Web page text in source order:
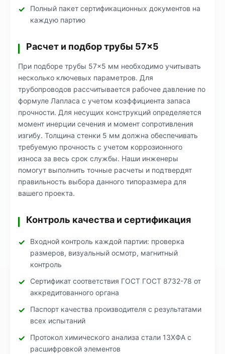
Полный пакет сертификационных документов на
каждую партию
Расчет и подбор трубы 57×5
При подборе трубы 57×5 мм необходимо учитывать
несколько ключевых параметров. Для
трубопроводов рассчитывается рабочее давление по
формуле Лапласа с учетом коэффициента запаса
прочности. Для несущих конструкций определяется
момент инерции сечения и момент сопротивления
изгибу. Толщина стенки 5 мм должна обеспечивать
требуемую прочность с учетом коррозионного
износа за весь срок службы. Наши инженеры
помогут выполнить точные расчеты и подтвердят
правильность выбора данного типоразмера для
вашего проекта.
Контроль качества и сертификация
Входной контроль каждой партии: проверка
размеров, визуальный осмотр, магнитный
контроль
Сертификат соответствия ГОСТ ГОСТ 8732-78 от
аккредитованного органа
Паспорт качества производителя с результатами
всех испытаний
Протокол химического анализа стали 13ХФА с
расшифровкой элементов